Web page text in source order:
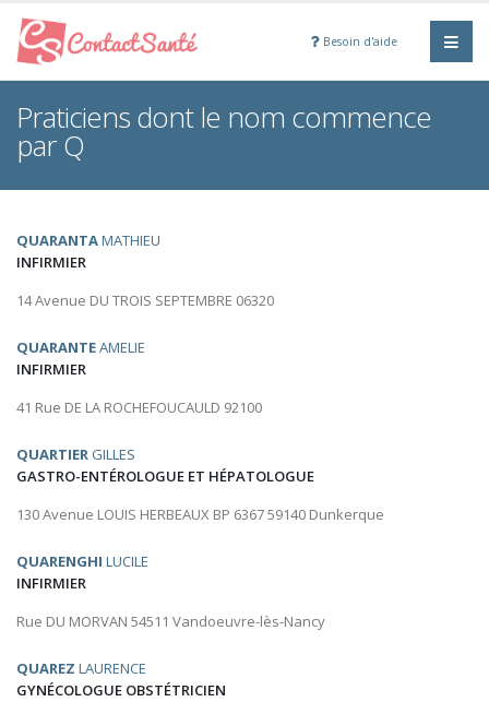
Besoin d'aide
Praticiens dont le nom commence
par Q
QUARANTAMATHIEU
INFIRMIER
14 Avenue DU TROIS SEPTEMBRE 06320
QUARANTEAMELIE
INFIRMIER
41 Rue DE LA ROCHEFOUCAULD 92100
QUARTIER GILLES
GASTRO-ENTÉROLOGUE ET HÉPATOLOGUE
130 Avenue LOUIS HERBEAUX BP 6367 59140 Dunkerque
QUARENGHI LUCILE
INFIRMIER
Rue DU MORVAN 54511 Vandoeuvre-lès-Nancy
QUAREZ LAURENCE
GYNÉCOLOGUE OBSTÉTRICIEN